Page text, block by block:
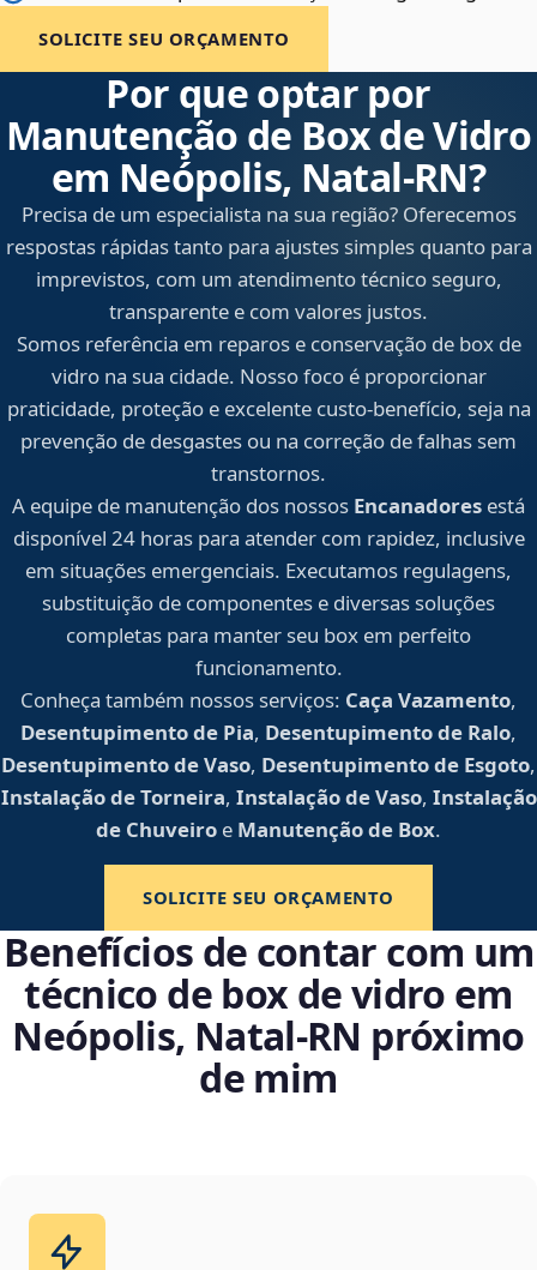
SOLICITE SEU ORÇAMENTO
Por que optar por
Manutenção de Box de Vidro
em Neópolis, Natal‑RN?
Precisa de um especialista na sua região? Oferecemos
respostas rápidas tanto para ajustes simples quanto para
imprevistos, com um atendimento técnico seguro,
transparente e com valores justos.
Somos referência em reparos e conservação de box de
vidro na sua cidade. Nosso foco é proporcionar
praticidade, proteção e excelente custo-benefício, seja na
prevenção de desgastes ou na correção de falhas sem
transtornos.
A equipe de manutenção dos nossos Encanadores está
disponível 24 horas para atender com rapidez, inclusive
em situações emergenciais. Executamos regulagens,
substituição de componentes e diversas soluções
completas para manter seu box em perfeito
funcionamento.
Conheça também nossos serviços: Caça Vazamento,
Desentupimento de Pia, Desentupimento de Ralo,
Desentupimento de Vaso, Desentupimento de Esgoto,
Instalação de Torneira, Instalação de Vaso, Instalação
de Chuveiro e Manutenção de Box.
SOLICITE SEU ORÇAMENTO
Benefícios de contar com um
técnico de box de vidro em
Neópolis, Natal‑RN próximo
de mim